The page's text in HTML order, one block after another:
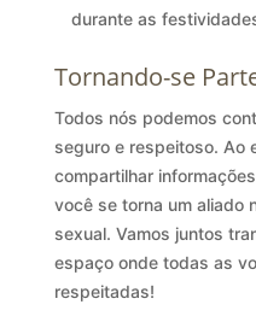
durante as
Tornando-se
Todos nós podemos
seguro e respeitoso. Ao
compartilhar
você se torna um aliado
sexual. Vamos juntos
espaço onde todas as
respeitadas!